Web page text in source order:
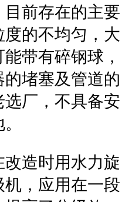
前存在的主要
的不均匀，大
带有碎钢球，
堵塞及管道的
厂，不具备安
造时用水力旋
，应用在一段